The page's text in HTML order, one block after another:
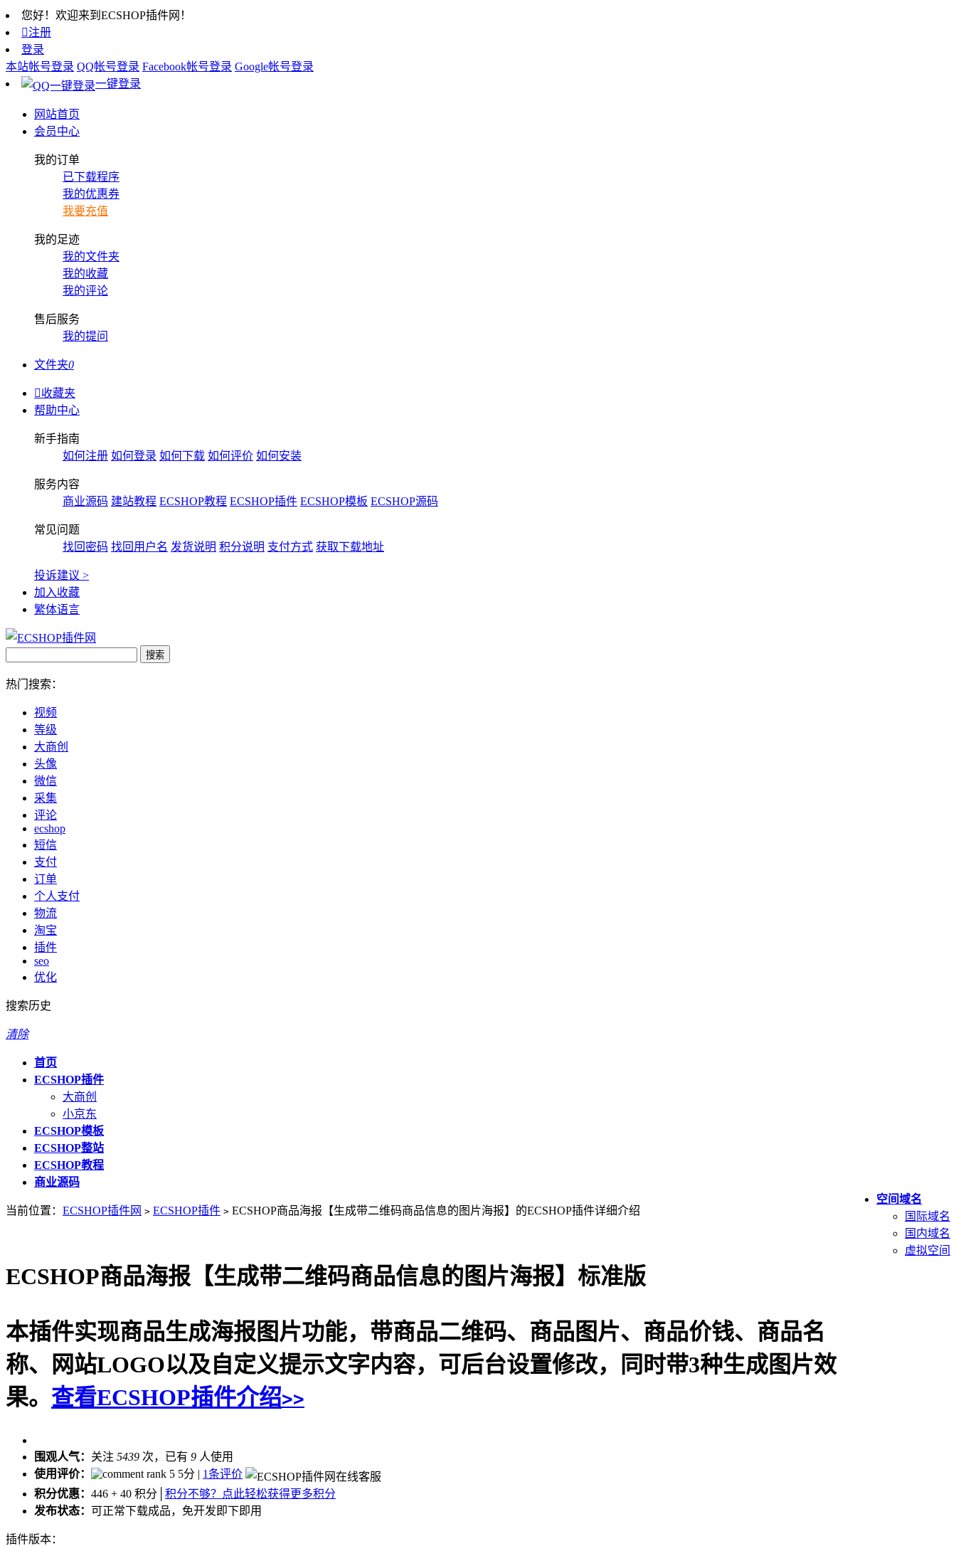
您好！欢迎来到ECSHOP插件网！
注册
登录
本站帐号登录 QQ帐号登录 Facebook帐号登录 Google帐号登录
一键登录
网站首页
会员中心
我的订单
已下载程序
我的优惠券
我要充值
我的足迹
我的文件夹
我的收藏
我的评论
售后服务
我的提问
文件夹0
收藏夹
帮助中心
新手指南
如何注册 如何登录 如何下载 如何评价 如何安装
服务内容
商业源码 建站教程 ECSHOP教程 ECSHOP插件 ECSHOP模板 ECSHOP源码
常见问题
找回密码 找回用户名 发货说明 积分说明 支付方式 获取下载地址
投诉建议 >
加入收藏
繁体语言
热门搜索：
视频
等级
大商创
头像
微信
采集
评论
ecshop
短信
支付
订单
个人支付
物流
淘宝
插件
seo
优化
搜索历史
清除
首页
ECSHOP插件
大商创
小京东
ECSHOP模板
ECSHOP整站
ECSHOP教程
商业源码
空间域名
国际域名
国内域名
虚拟空间
当前位置： ECSHOP插件网 > ECSHOP插件 > ECSHOP商品海报【生成带二维码商品信息的图片海报】的ECSHOP插件详细介绍
ECSHOP商品海报【生成带二维码商品信息的图片海报】标准版
本插件实现商品生成海报图片功能，带商品二维码、商品图片、商品价钱、商品名
称、网站LOGO以及自定义提示文字内容，可后台设置修改，同时带3种生成图片效
果。 查看ECSHOP插件介绍>>
围观人气： 关注 5439 次，已有 9 人使用
使用评价：
5分 | 1条评价
积分优惠： 446 + 40 积分
积分不够？点此轻松获得更多积分
发布状态： 可正常下载成品，免开发即下即用
插件版本：